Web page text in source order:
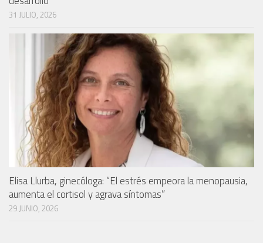
31 JULIO, 2026
Elisa Llurba, ginecóloga: “El estrés empeora la menopausia,
aumenta el cortisol y agrava síntomas”
29 JUNIO, 2026